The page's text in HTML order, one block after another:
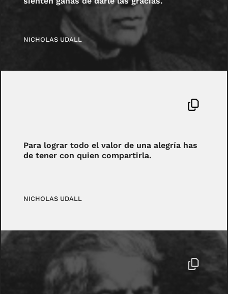
NICHOLAS UDALL
Para lograr todo el valor de una alegría has
de tener con quien compartirla.
NICHOLAS UDALL